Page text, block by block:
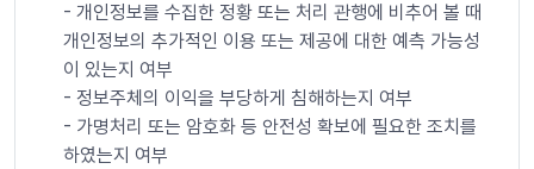
- 개인정보를 수집한 정황 또는 처리 관행에 비추어 볼 때
개인정보의 추가적인 이용 또는 제공에 대한 예측 가능성
이 있는지 여부
- 정보주체의 이익을 부당하게 침해하는지 여부
- 가명처리 또는 암호화 등 안전성 확보에 필요한 조치를
하였는지 여부